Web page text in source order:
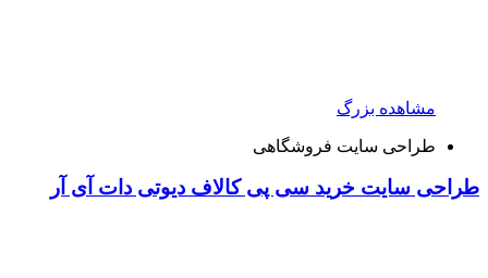
مشاهده بزرگ
طراحی سایت فروشگاهی
طراحی سایت خرید سی پی کالاف دیوتی دات آی آر